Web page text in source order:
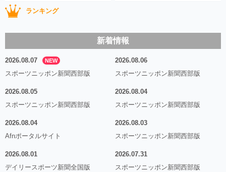
ランキング
新着情報
2026.08.07 NEW
スポーツニッポン新聞西部版
2026.08.06
スポーツニッポン新聞西部版
2026.08.05
スポーツニッポン新聞西部版
2026.08.04
スポーツニッポン新聞西部版
2026.08.04
Afnポータルサイト
2026.08.03
スポーツニッポン新聞西部版
2026.08.01
デイリースポーツ新聞全国版
2026.07.31
スポーツニッポン新聞西部版